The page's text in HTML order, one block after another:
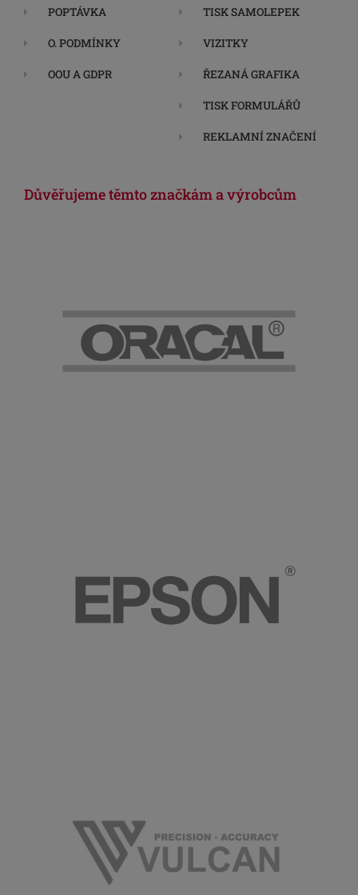
POPTÁVKA
O. PODMÍNKY
OOU A GDPR
TISK SAMOLEPEK
VIZITKY
ŘEZANÁ GRAFIKA
TISK FORMULÁŘŮ
REKLAMNÍ ZNAČENÍ
Důvěřujeme těmto značkám a výrobcům